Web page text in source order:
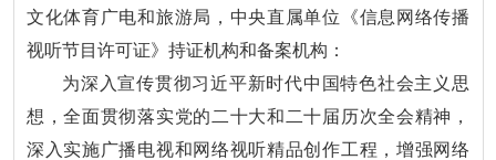
文化体育广电和旅游局，中央直属单位《信息网络传播
视听节目许可证》持证机构和备案机构：
为深入宣传贯彻习近平新时代中国特色社会主义思
想，全面贯彻落实党的二十大和二十届历次全会精神，
深入实施广播电视和网络视听精品创作工程，增强网络